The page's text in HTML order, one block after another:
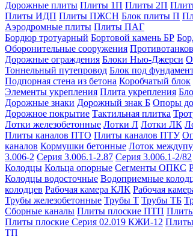
Дорожные плиты Плиты 1П Плиты 2П
Плиты ИДП Плиты ПЖСН Блок плиты П
Аэродромные плиты Плиты ПАГ
Бордюр тротуарный Бортовой камень БР
Оборонительные сооружения
Дорожные ограждения Блоки Нью-Джерси
Тоннельный путепровод Блок под
Подпорная стена из бетона Коробчатый блок
Элементы укрепления Плита укрепления
Дорожные знаки Дорожный знак Б Опоры
Дорожное покрытие Тактильная плитка
Лотки железобетонные Лотки Л Лотки ЛК
Плиты каналов ПТО Плиты каналов ПТУ
каналов Кормушки бетонные Лоток
3.006-2 Серия 3.006.1-2.87 Серия 3.006.1-2/82
Колодцы Кольца опорные Сегменты ОПКС
Колодцы водосточные Водоприемные
колодцев Рабочая камера КЛК Рабочая
Трубы железобетонные Трубы Т Трубы ТБ
Сборные каналы Плиты плоские ПТП
Плиты плоские Серия 02.019 КЖИ-12 Плиты
ТП